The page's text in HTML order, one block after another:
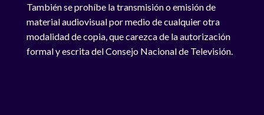
También se prohíbe la transmisión o emisión de
material audiovisual por medio de cualquier otra
modalidad de copia, que carezca de la autorización
formal y escrita del Consejo Nacional de Televisión.